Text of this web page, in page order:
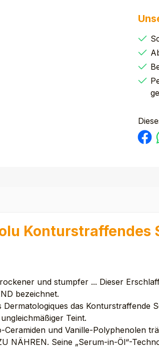
Konturstraffendes
und stumpfer ... Dieser
bezeichnet.
das
Teint.
und Vanille-Polyphenolen
NÄHREN. Seine „Serum-in-Öl“-